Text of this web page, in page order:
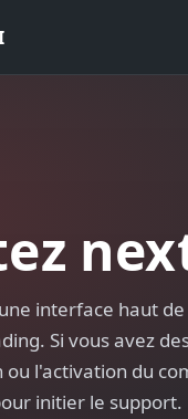
interface haut
Si vous avez
l'activation du
initier le support.